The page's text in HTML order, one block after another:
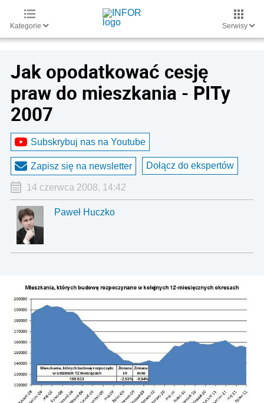
Kategorie Serwisy
Jak opodatkować cesję
praw do mieszkania - PITy
2007
Subskrybuj nas na Youtube
Zapisz się na newsletter Dołącz do ekspertów
14 czerwca 2008, 14:42
Paweł Huczko